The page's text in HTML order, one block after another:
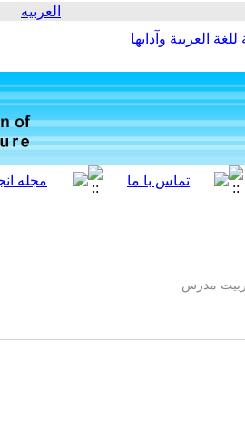
العربیه
للغة العربية وآدابها